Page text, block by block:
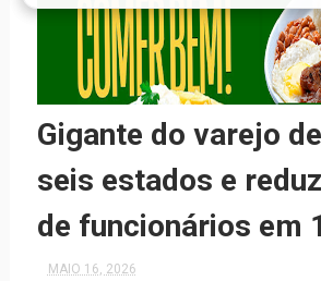
Gigante do varejo
seis estados e
de funcionários em
MAIO 16, 2026